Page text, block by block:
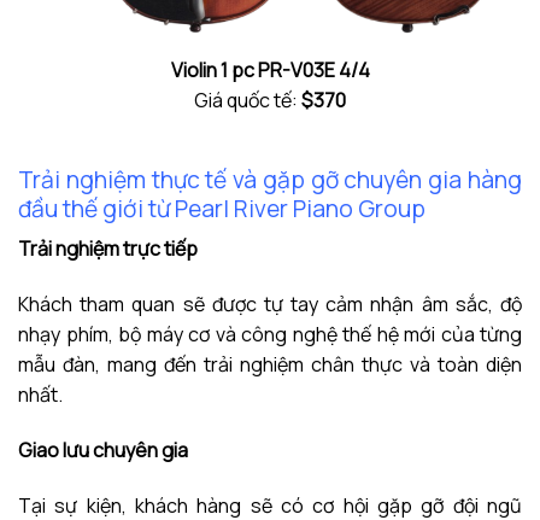
Violin 1 pc PR-V03E 4/4
Giá quốc tế: $370
Trải nghiệm thực tế và gặp gỡ chuyên gia hàng
đầu thế giới từ Pearl River Piano Group
Trải nghiệm trực tiếp
Khách tham quan sẽ được tự tay cảm nhận âm sắc, độ
nhạy phím, bộ máy cơ và công nghệ thế hệ mới của từng
mẫu đàn, mang đến trải nghiệm chân thực và toàn diện
nhất.
Giao lưu chuyên gia
Tại sự kiện, khách hàng sẽ có cơ hội gặp gỡ đội ngũ